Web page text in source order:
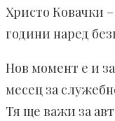
Христо Ковачки
години наред
Нов момент е и
месец за
Тя ще важи за